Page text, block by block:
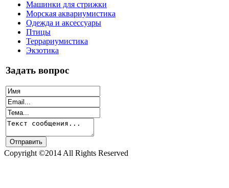
Машинки для стрижки
Морская аквариумистика
Одежда и аксессуары
Птицы
Террариумистика
Экзотика
Задать вопрос
Copyright ©2014 All Rights Reserved